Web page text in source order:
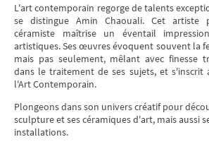
L'art contemporain regorge de talents
se distingue Amin Chaouali. Cet artiste
céramiste maîtrise un éventail
artistiques. Ses œuvres évoquent souvent la
mais pas seulement, mêlant avec finesse
dans le traitement de ses sujets, et s'inscrit
l'Art Contemporain.
Plongeons dans son univers créatif pour
sculpture et ses céramiques d'art, mais aussi
installations.